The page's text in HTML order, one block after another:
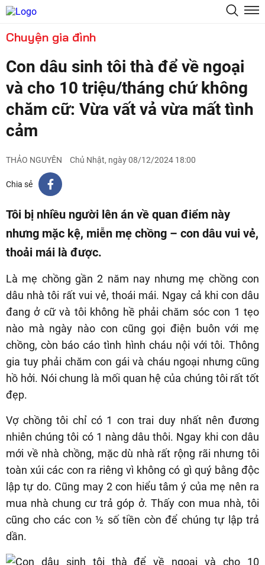
Chuyện gia đình
Con dâu sinh tôi thà để về ngoại
và cho 10 triệu/tháng chứ không
chăm cữ: Vừa vất vả vừa mất tình
cảm
THẢO NGUYÊN Chủ Nhật, ngày 08/12/2024 18:00
Chia sẻ
Tôi bị nhiều người lên án về quan điểm này
nhưng mặc kệ, miễn mẹ chồng – con dâu vui vẻ,
thoải mái là được.
Là mẹ chồng gần 2 năm nay nhưng mẹ chồng con
dâu nhà tôi rất vui vẻ, thoái mái. Ngay cả khi con dâu
đang ở cữ và tôi không hề phải chăm sóc con 1 tẹo
nào mà ngày nào con cũng gọi điện buôn với mẹ
chồng, còn báo cáo tình hình cháu nội với tôi. Thông
gia tuy phải chăm con gái và cháu ngoại nhưng cũng
hồ hởi. Nói chung là mối quan hệ của chúng tôi rất tốt
đẹp.
Vợ chồng tôi chỉ có 1 con trai duy nhất nên đương
nhiên chúng tôi có 1 nàng dâu thôi. Ngay khi con dâu
mới về nhà chồng, mặc dù nhà rất rộng rãi nhưng tôi
toàn xúi các con ra riêng vì không có gì quý bằng độc
lập tự do. Cũng may 2 con hiểu tâm ý của mẹ nên ra
mua nhà chung cư trả góp ở. Thấy con mua nhà, tôi
cũng cho các con ½ số tiền còn để chúng tự lập trả
dần.